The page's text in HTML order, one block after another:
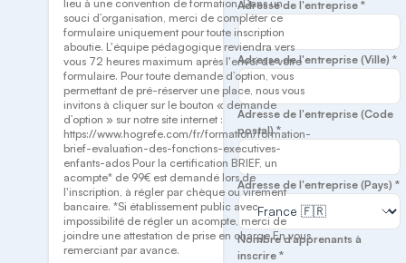
lieu à une convention de formation. Dans un
souci d’organisation, merci de compléter ce
formulaire uniquement pour toute inscription
aboutie. L'équipe pédagogique reviendra vers
vous 72 heures maximum après l'envoi de votre
formulaire. Pour toute demande d’option, vous
permettant de pré-réserver une place, nous vous
invitons à cliquer sur le bouton « demande
d’option » sur notre site internet :
https://www.hogrefe.com/fr/formation/formation-
brief-evaluation-des-fonctions-executives-
enfants-ados Pour la certification BRIEF, un
acompte* de 99€ est demandé lors de
l'inscription, à régler par chèque ou virement
bancaire. *Si établissement public avec
impossibilité de régler un acompte, merci de
joindre une attestation de prise en charge En vous
remerciant par avance.
Adresse de l'entreprise *
Adresse de l'entreprise (Ville) *
Adresse de l'entreprise (Code
postal) *
Adresse de l'entreprise (Pays) *
Nombre d’apprenants à
inscrire *